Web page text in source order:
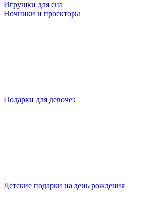
Игрушки для сна
Ночники и проекторы
Подарки для девочек
Детские подарки на день рождения